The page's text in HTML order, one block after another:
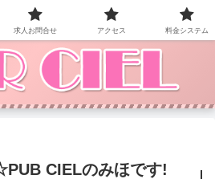
ご来店お待ちしています。
CIELのみほです!
求人お問合せ アクセス 料金システム